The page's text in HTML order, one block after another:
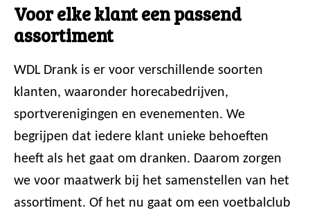
Voor elke klant een passend
assortiment
WDL Drank is er voor verschillende soorten
klanten, waaronder horecabedrijven,
sportverenigingen en evenementen. We
begrijpen dat iedere klant unieke behoeften
heeft als het gaat om dranken. Daarom zorgen
we voor maatwerk bij het samenstellen van het
assortiment. Of het nu gaat om een voetbalclub